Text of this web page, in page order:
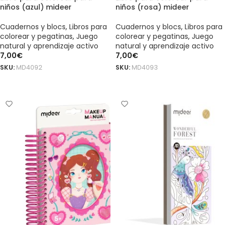
niños (azul) mideer
Cuadernos y blocs, Libros para
colorear y pegatinas, Juego
natural y aprendizaje activo
7,00€
SKU: MD4092
niños (rosa) mideer
Cuadernos y blocs, Libros para
colorear y pegatinas, Juego
natural y aprendizaje activo
7,00€
SKU: MD4093